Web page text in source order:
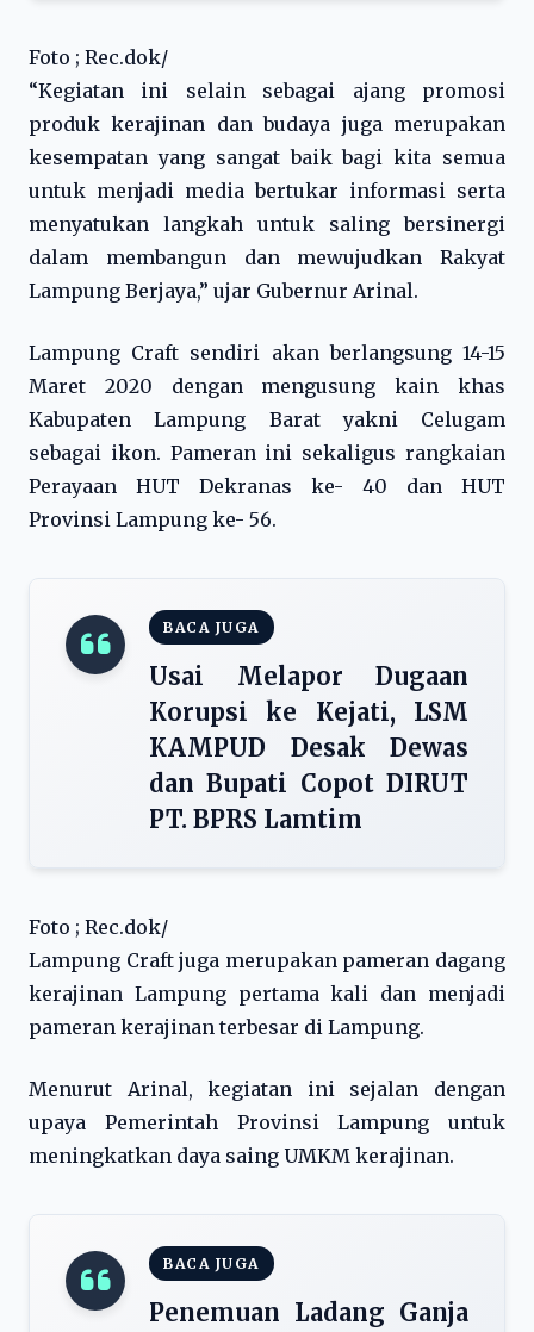
Foto ; Rec.dok/
“Kegiatan ini selain sebagai ajang promosi
produk kerajinan dan budaya juga merupakan
kesempatan yang sangat baik bagi kita semua
untuk menjadi media bertukar informasi serta
menyatukan langkah untuk saling bersinergi
dalam membangun dan mewujudkan Rakyat
Lampung Berjaya,” ujar Gubernur Arinal.
Lampung Craft sendiri akan berlangsung 14-15
Maret 2020 dengan mengusung kain khas
Kabupaten Lampung Barat yakni Celugam
sebagai ikon. Pameran ini sekaligus rangkaian
Perayaan HUT Dekranas ke- 40 dan HUT
Provinsi Lampung ke- 56.
BACA JUGA
Usai Melapor Dugaan
Korupsi ke Kejati, LSM
KAMPUD Desak Dewas
dan Bupati Copot DIRUT
PT. BPRS Lamtim
Foto ; Rec.dok/
Lampung Craft juga merupakan pameran dagang
kerajinan Lampung pertama kali dan menjadi
pameran kerajinan terbesar di Lampung.
Menurut Arinal, kegiatan ini sejalan dengan
upaya Pemerintah Provinsi Lampung untuk
meningkatkan daya saing UMKM kerajinan.
BACA JUGA
Penemuan Ladang Ganja